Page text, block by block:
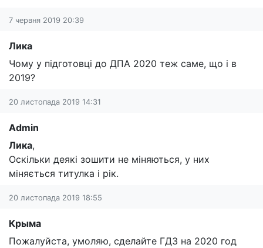
7 червня 2019 20:39
Лика
Чому у підготовці до ДПА 2020 теж саме, що і в
2019?
20 листопада 2019 14:31
Admin
Лика,
Оскільки деякі зошити не міняються, у них
міняється титулка і рік.
20 листопада 2019 18:55
Крыма
Пожалуйста, умоляю, сделайте ГДЗ на 2020 год